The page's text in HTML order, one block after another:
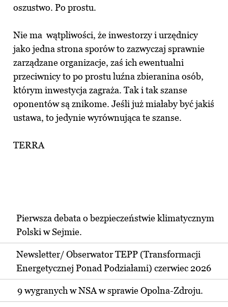
oszustwo. Po prostu.
Nie ma wątpliwości, że inwestorzy i urzędnicy
jako jedna strona sporów to zazwyczaj sprawnie
zarządzane organizacje, zaś ich ewentualni
przeciwnicy to po prostu luźna zbieranina osób,
którym inwestycja zagraża. Tak i tak szanse
oponentów są znikome. Jeśli już miałaby być jakiś
ustawa, to jedynie wyrównująca te szanse.
TERRA
Pierwsza debata o bezpieczeństwie klimatycznym
Polski w Sejmie.
Newsletter/ Obserwator TEPP (Transformacji
Energetycznej Ponad Podziałami) czerwiec 2026
9 wygranych w NSA w sprawie Opolna-Zdroju.